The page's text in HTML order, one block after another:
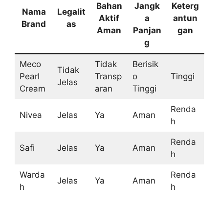
Nama
Brand
Legalit
as
Bahan
Aktif
Aman
Jangk
a
Panjan
g
Keterg
antun
gan
Meco
Pearl
Cream
Tidak
Jelas
Tidak
Transp
aran
Berisik
o
Tinggi
Tinggi
Nivea Jelas Ya Aman
Renda
h
Safi Jelas Ya Aman
Renda
h
Warda
h
Jelas Ya Aman
Renda
h